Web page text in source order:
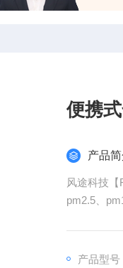
当前
便携
产品
风途科技
pm2.5、
产品型号